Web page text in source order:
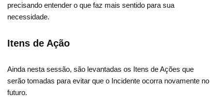
precisando entender o que faz mais sentido para sua
necessidade.
Itens de Ação
Ainda nesta sessão, são levantadas os Itens de Ações que
serão tomadas para evitar que o Incidente ocorra novamente no
futuro.